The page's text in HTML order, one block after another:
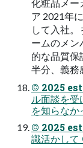
化粧品メ
ア 2021年
して入社
ームのメン
的な品質保
半分、義務
© 2025
ル面談を
を知らなか
© 2025
識活かして